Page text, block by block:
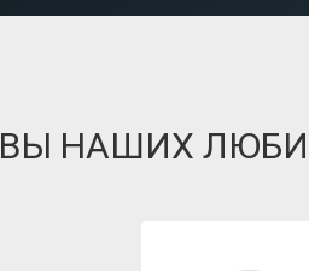
НАШИХ